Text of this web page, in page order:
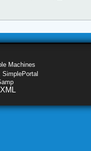
Machines
XML